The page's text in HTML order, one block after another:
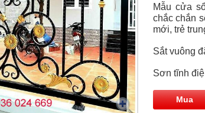
Mẫu cửa
chắc chắn
mới, trẻ
Sắt vuông
Sơn tĩnh
Mua